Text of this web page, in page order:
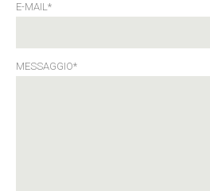
E-MAIL*
MESSAGGIO*